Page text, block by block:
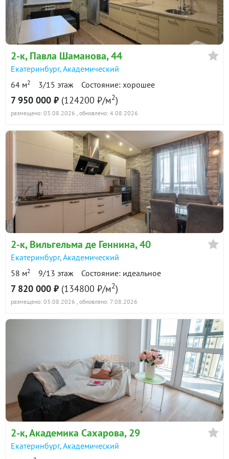
90 дн.
в продаже
5 150 000
135300 ₽/м²
Показать всю историю: 25 предложений →
2-к, Павла Шаманова, 44
Екатеринбург,Академический
64 м2 3/15 этаж Состояние: хорошее
7 950 000 ₽ (124200 ₽/м2)
размещено: 03.08.2026 , обновлено: 4.08.2026
2-к, Вильгельма де Геннина, 40
Екатеринбург,Академический
58 м2 9/13 этаж Состояние: идеальное
7 820 000 ₽ (134800 ₽/м2)
размещено: 03.08.2026 , обновлено: 7.08.2026
2-к, Академика Сахарова, 29
Екатеринбург,Академический